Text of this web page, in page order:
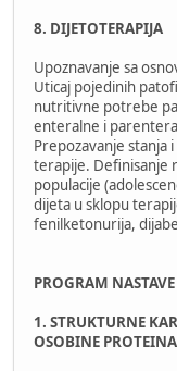
8. DIJETOTERAPIJA
Upoznavanje sa
Uticaj pojedinih
nutritivne potrebe
enteralne i
Prepozavanje stanja
terapije. Definisanje
populacije
dijeta u sklopu
fenilketonurija,
PROGRAM
1. STRUKTURNE
OSOBINE